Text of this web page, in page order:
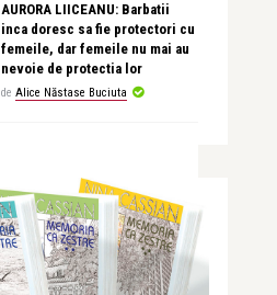
AURORA LIICEANU: Barbatii
inca doresc sa fie protectori cu
femeile, dar femeile nu mai au
nevoie de protectia lor
de Alice Năstase Buciuta